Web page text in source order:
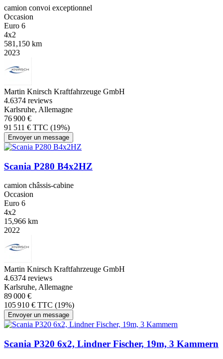
camion convoi exceptionnel
Occasion
Euro 6
4x2
581,150 km
2023
Martin Knirsch Kraftfahrzeuge GmbH
4.6374 reviews
Karlsruhe, Allemagne
76 900 €
91 511 € TTC (19%)
Envoyer un message
Scania P280 B4x2HZ
camion châssis-cabine
Occasion
Euro 6
4x2
15,966 km
2022
Martin Knirsch Kraftfahrzeuge GmbH
4.6374 reviews
Karlsruhe, Allemagne
89 000 €
105 910 € TTC (19%)
Envoyer un message
Scania P320 6x2, Lindner Fischer, 19m, 3 Kammern